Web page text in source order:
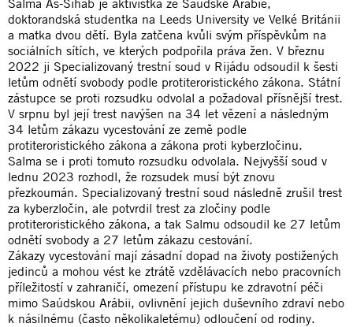
doktorandská studentka na Leeds University ve Velké Británii
a matka dvou dětí. Byla zatčena kvůli svým příspěvkům na
sociálních sítích, ve kterých podpořila práva žen. V březnu
2022 ji Specializovaný trestní soud v Rijádu odsoudil k šesti
letům odnětí svobody podle protiteroristického zákona. Státní
zástupce se proti rozsudku odvolal a požadoval přísnější trest.
V srpnu byl její trest navýšen na 34 let vězení a následným
34 letům zákazu vycestování ze země podle
protiteroristického zákona a zákona proti kyberzločinu.
Salma se i proti tomuto rozsudku odvolala. Nejvyšší soud v
lednu 2023 rozhodl, že rozsudek musí být znovu
přezkoumán. Specializovaný trestní soud následně zrušil trest
za kyberzločin, ale potvrdil trest za zločiny podle
protiteroristického zákona, a tak Salmu odsoudil ke 27 letům
odnětí svobody a 27 letům zákazu cestování.
Zákazy vycestování mají zásadní dopad na životy postižených
jedinců a mohou vést ke ztrátě vzdělávacích nebo pracovních
příležitostí v zahraničí, omezení přístupu ke zdravotní péči
mimo Saúdskou Arábii, ovlivnění jejich duševního zdraví nebo
k násilnému (často několikaletému) odloučení od rodiny.